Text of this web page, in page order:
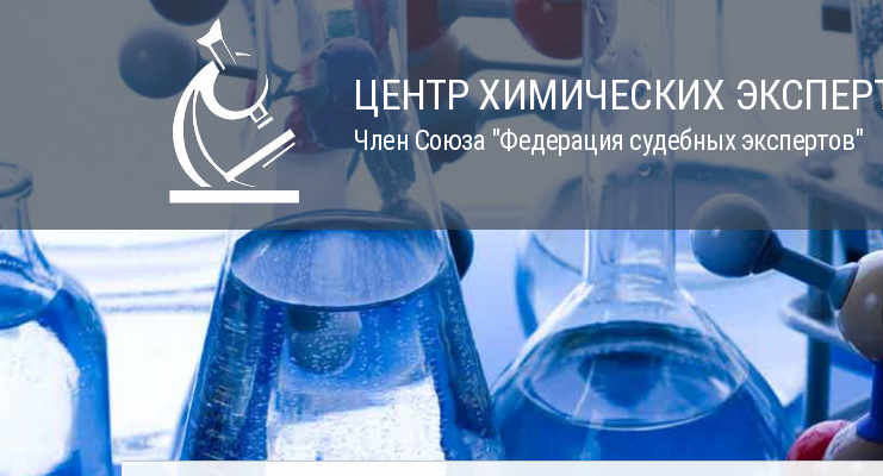
ЦЕНТР ХИМИЧЕСКИХ
Член Союза "Федерация судебных экспертов"